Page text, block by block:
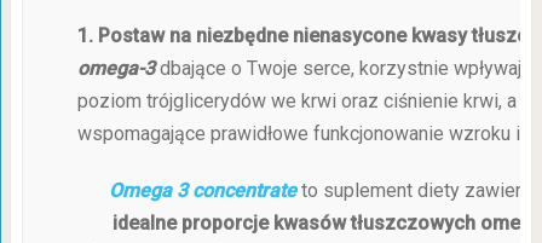
1. Postaw na niezbędne nienasycone kwasy
omega-3dbające o Twoje serce, korzystnie
poziom trójglicerydów we krwi oraz ciśnienie krwi, a
wspomagające prawidłowe funkcjonowanie wzroku i
Omega 3 concentrateto suplement diety
idealne proporcje kwasów tłuszczowych